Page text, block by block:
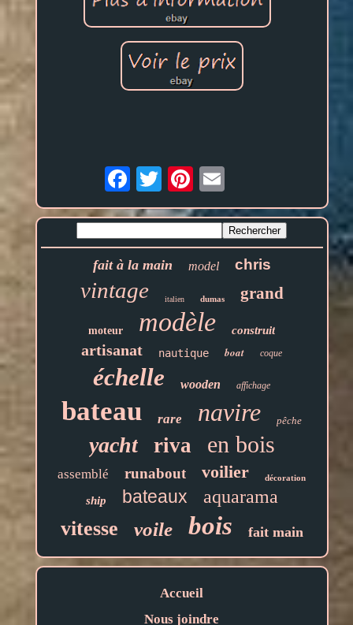
Email
fait à la main model chris
vintage italien dumas grand
moteur modèle construit
artisanat nautique boat coque
échelle wooden affichage
bateau rare navire pêche
yacht riva en bois
assemblé runabout voilier décoration
ship bateaux aquarama
vitesse voile bois fait main
Accueil
Nous joindre